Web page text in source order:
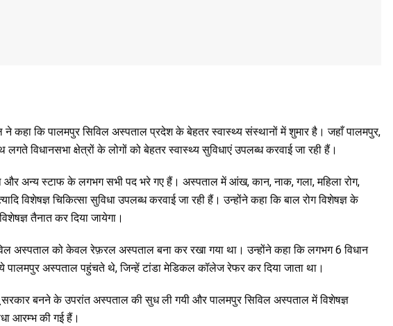
कहा कि पालमपुर सिविल अस्पताल प्रदेश के बेहतर स्वास्थ्य संस्थानों में शुमार है। जहाँ पालमपुर,
विधानसभा क्षेत्रों के लोगों को बेहतर स्वास्थ्य सुविधाएं उपलब्ध करवाई जा रही हैं।
और अन्य स्टाफ के लगभग सभी पद भरे गए हैं। अस्पताल में आंख, कान, नाक, गला, महिला रोग,
विशेषज्ञ चिकित्सा सुविधा उपलब्ध करवाई जा रही हैं। उन्होंने कहा कि बाल रोग विशेषज्ञ के
तैनात कर दिया जायेगा।
अस्पताल को केवल रेफ़रल अस्पताल बना कर रखा गया था। उन्होंने कहा कि लगभग 6 विधान
पालमपुर अस्पताल पहुंचते थे, जिन्हें टांडा मेडिकल कॉलेज रेफर कर दिया जाता था।
बनने के उपरांत अस्पताल की सुध ली गयी और पालमपुर सिविल अस्पताल में विशेषज्ञ
आरम्भ की गई हैं।